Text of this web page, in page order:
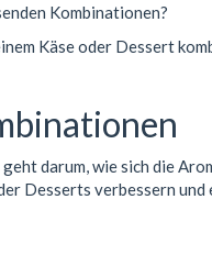
Kombinationen?
Käse oder Dessert
darum, wie sich die
Desserts verbessern